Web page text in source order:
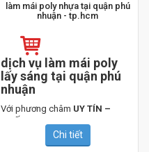
làm mái poly nhựa tại quận phú
nhuận - tp.hcm
dịch vụ làm mái poly
lấy sáng tại quận phú
nhuận
Với phương châm UY TÍN –
làm việc có trách nhiệm, chữ tín
cao, chọn vật liệu đúng chính
Chi tiết